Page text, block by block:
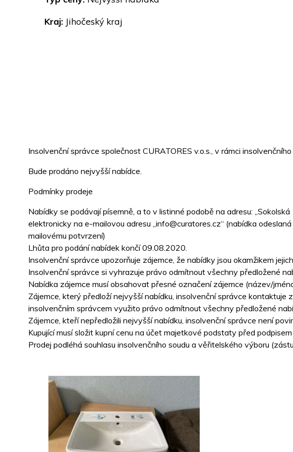
Kraj: Jihočeský kraj
Insolvenční správce společnost CURATORES v.o.s., v rámci
Bude prodáno nejvyšší nabídce.
Podmínky prodeje
Nabídky se podávají písemně, a to v listinné podobě na adresu:
elektronicky na e-mailovou adresu „info@curatores.cz“ (nabídka
mailovému potvrzení)
Lhůta pro podání nabídek končí 09.08.2020.
Insolvenční správce upozorňuje zájemce, že nabídky jsou okamžikem
Insolvenční správce si vyhrazuje právo odmítnout všechny předložené
Nabídka zájemce musí obsahovat přesné označení zájemce (název/
Zájemce, který předloží nejvyšší nabídku, insolvenční správce
insolvenčním správcem využito právo odmítnout všechny předložené
Zájemce, kteří nepředložili nejvyšší nabídku, insolvenční správce není
Kupující musí složit kupní cenu na účet majetkové podstaty před podpisem
Prodej podléhá souhlasu insolvenčního soudu a věřitelského výboru